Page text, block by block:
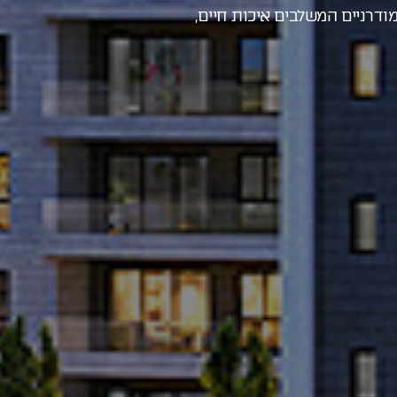
המשלבים איכות חיים,